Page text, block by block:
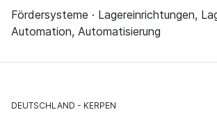
Fördersysteme · Lagereinrichtungen,
Automation, Automatisierung
DEUTSCHLAND KERPEN